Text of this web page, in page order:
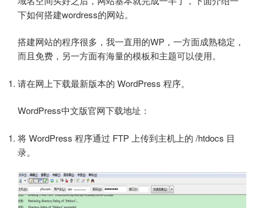
下如何搭建wordress的网站。
搭建网站的程序很多，我一直用的WP，一方面成熟稳定，
而且免费，另一方面有海量的模板和主题可以使用。
请在网上下载最新版本的 WordPress 程序。
WordPress中文版官网下载地址：
将 WordPress 程序通过 FTP 上传到主机上的 /htdocs 目
录。